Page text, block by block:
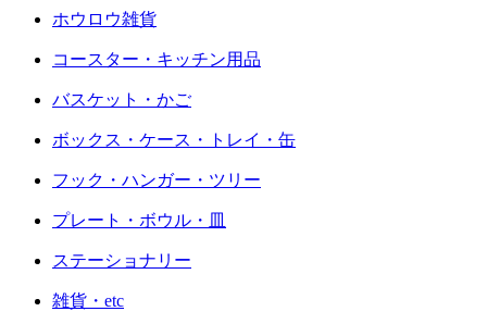
ホウロウ雑貨
コースター・キッチン用品
バスケット・かご
ボックス・ケース・トレイ・缶
フック・ハンガー・ツリー
プレート・ボウル・皿
ステーショナリー
雑貨・etc